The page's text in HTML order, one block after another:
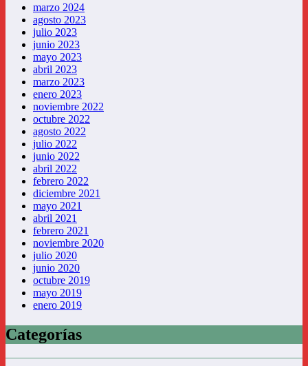
marzo 2024
agosto 2023
julio 2023
junio 2023
mayo 2023
abril 2023
marzo 2023
enero 2023
noviembre 2022
octubre 2022
agosto 2022
julio 2022
junio 2022
abril 2022
febrero 2022
diciembre 2021
mayo 2021
abril 2021
febrero 2021
noviembre 2020
julio 2020
junio 2020
octubre 2019
mayo 2019
enero 2019
Categorías